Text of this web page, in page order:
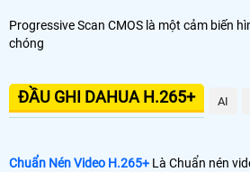
Progressive Scan CMOS là một cảm biến
chóng
ĐẦU GHI DAHUA H.265+ AI
Chuẩn Nén Video H.265+ Là Chuẩn nén